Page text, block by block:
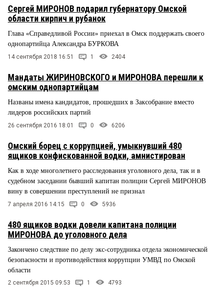
Сергей МИРОНОВ подарил губернатору Омской
области кирпич и рубанок
Глава «Справедливой России» приехал в Омск поддержать своего
однопартийца Александра БУРКОВА
14 сентября 2018 16:51 1 2404
Мандаты ЖИРИНОВСКОГО и МИРОНОВА перешли к
омским однопартийцам
Названы имена кандидатов, прошедших в Заксобрание вместо
лидеров российских партий
26 сентября 2016 18:01 0 6206
Омский борец с коррупцией, умыкнувший 480
ящиков конфискованной водки, амнистирован
Как в ходе многолетнего расследования уголовного дела, так и в
судебном заседании бывший капитан полиции Сергей МИРОНОВ
вину в совершении преступлений не признал
7 апреля 2016 14:15 0 5936
480 ящиков водки довели капитана полиции
МИРОНОВА до уголовного дела
Закончено следствие по делу экс-сотрудника отдела экономической
безопасности и противодействия коррупции УМВД по Омской
области
2 сентября 2015 09:53 1 4793